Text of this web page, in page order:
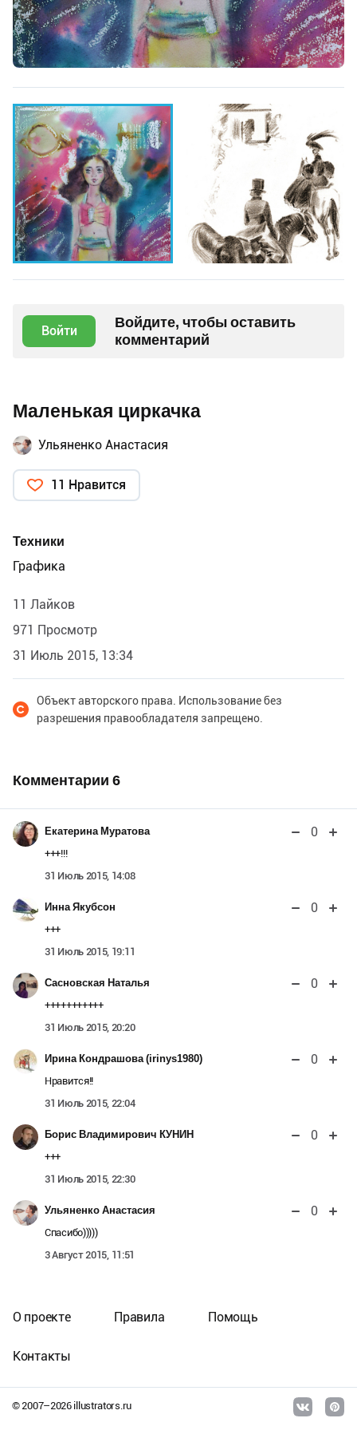
Войти
Войдите, чтобы оставить
комментарий
Маленькая циркачка
Ульяненко Анастасия
11 Нравится
Техники
Графика
11 Лайков
971 Просмотр
31 Июль 2015, 13:34
Объект авторского права. Использование без
разрешения правообладателя запрещено.
Комментарии 6
Екатерина Муратова 0
+++!!!
31 Июль 2015, 14:08
Инна Якубсон 0
+++
31 Июль 2015, 19:11
Сасновская Наталья 0
+++++++++++
31 Июль 2015, 20:20
Ирина Кондрашова (irinys1980) 0
Нравится!!
31 Июль 2015, 22:04
Борис Владимирович КУНИН 0
+++
31 Июль 2015, 22:30
Ульяненко Анастасия 0
Спасибо)))))
3 Август 2015, 11:51
© 2007–2026illustrators.ru
О проекте Правила Помощь
Контакты